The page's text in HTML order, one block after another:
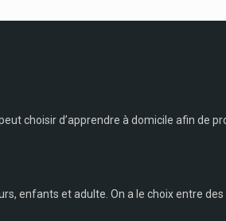
choisir d’apprendre à domicile afin de
enfants et adulte. On a le choix entre